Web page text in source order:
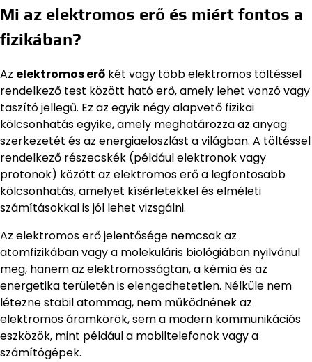
Mi az elektromos erő és miért fontos a
fizikában?
Az elektromos erő két vagy több elektromos töltéssel
rendelkező test között ható erő, amely lehet vonzó vagy
taszító jellegű. Ez az egyik négy alapvető fizikai
kölcsönhatás egyike, amely meghatározza az anyag
szerkezetét és az energiaeloszlást a világban. A töltéssel
rendelkező részecskék (például elektronok vagy
protonok) között az elektromos erő a legfontosabb
kölcsönhatás, amelyet kísérletekkel és elméleti
számításokkal is jól lehet vizsgálni.
Az elektromos erő jelentősége nemcsak az
atomfizikában vagy a molekuláris biológiában nyilvánul
meg, hanem az elektromosságtan, a kémia és az
energetika területén is elengedhetetlen. Nélküle nem
létezne stabil atommag, nem működnének az
elektromos áramkörök, sem a modern kommunikációs
eszközök, mint például a mobiltelefonok vagy a
számítógépek.